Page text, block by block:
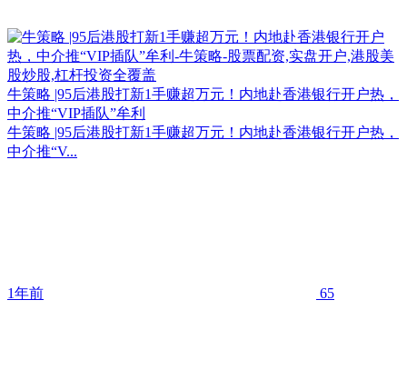
牛策略 |95后港股打新1手赚超万元！内地赴香港银行开户热，
中介推“VIP插队”牟利
牛策略 |95后港股打新1手赚超万元！内地赴香港银行开户热，
中介推“V...
1年前 65